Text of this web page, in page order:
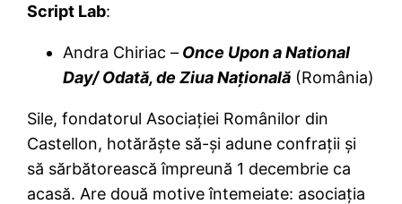
Script Lab:
Andra Chiriac – Once Upon a National
Day/ Odată, de Ziua Naţională (România)
Sile, fondatorul Asociaţiei Românilor din
Castellon, hotărăşte să-şi adune confraţii şi
să sărbătorească împreună 1 decembrie ca
acasă. Are două motive întemeiate: asociaţia